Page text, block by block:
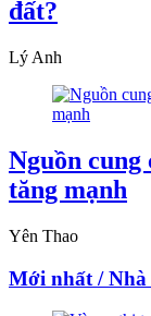
đất?
Lý Anh
Nguồn
tăng mạnh
Yên Thao
Mới nhất / Nhà